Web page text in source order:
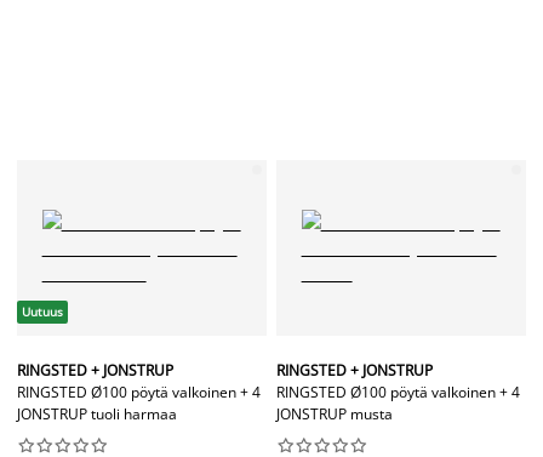
Uutuus
RINGSTED + JONSTRUP
RINGSTED Ø100 pöytä valkoinen + 4
JONSTRUP tuoli harmaa






RINGSTED + JONSTRUP
RINGSTED Ø100 pöytä valkoinen + 4
JONSTRUP musta





